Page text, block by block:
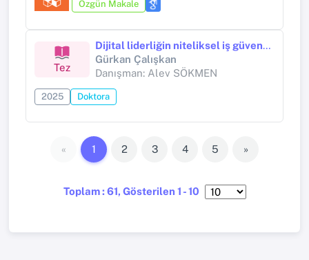
Özgün Makale
Tez
Dijital liderliğin niteliksel iş güvensizliği ve teknoloji kabul modeli arasındaki ilişkide düzenleyici ve aracı rolü
Gürkan Çalışkan
Danışman: Alev SÖKMEN
2025 Doktora
Toplam : 61, Gösterilen 1 - 10
« 1 2 3 4 5 »